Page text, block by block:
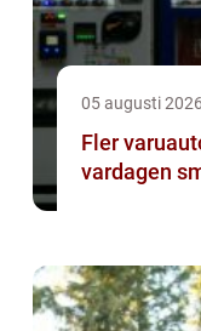
05 augusti 2026
Fler
vardagen